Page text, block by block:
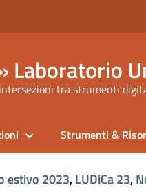
Laboratorio
tra strumenti
Strumenti &
estivo 2023,LUDiCa 23,